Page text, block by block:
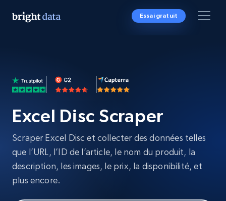
Essai gratuit
Excel Disc Scraper
Scraper Excel Disc et collecter des données telles
que l’URL, l’ID de l’article, le nom du produit, la
description, les images, le prix, la disponibilité, et
plus encore.